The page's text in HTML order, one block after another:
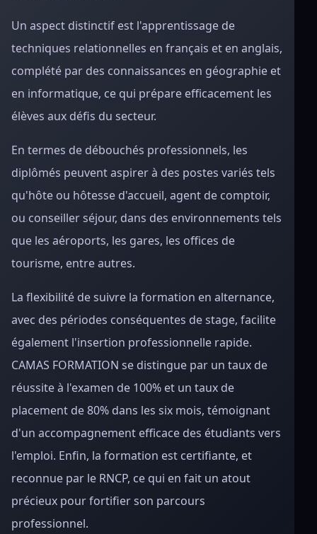
Un aspect distinctif est l'apprentissage de
techniques relationnelles en français et en anglais,
complété par des connaissances en géographie et
en informatique, ce qui prépare efficacement les
élèves aux défis du secteur.
En termes de débouchés professionnels, les
diplômés peuvent aspirer à des postes variés tels
qu'hôte ou hôtesse d'accueil, agent de comptoir,
ou conseiller séjour, dans des environnements tels
que les aéroports, les gares, les offices de
tourisme, entre autres.
La flexibilité de suivre la formation en alternance,
avec des périodes conséquentes de stage, facilite
également l'insertion professionnelle rapide.
CAMAS FORMATION se distingue par un taux de
réussite à l'examen de 100% et un taux de
placement de 80% dans les six mois, témoignant
d'un accompagnement efficace des étudiants vers
l'emploi. Enfin, la formation est certifiante, et
reconnue par le RNCP, ce qui en fait un atout
précieux pour fortifier son parcours
professionnel.